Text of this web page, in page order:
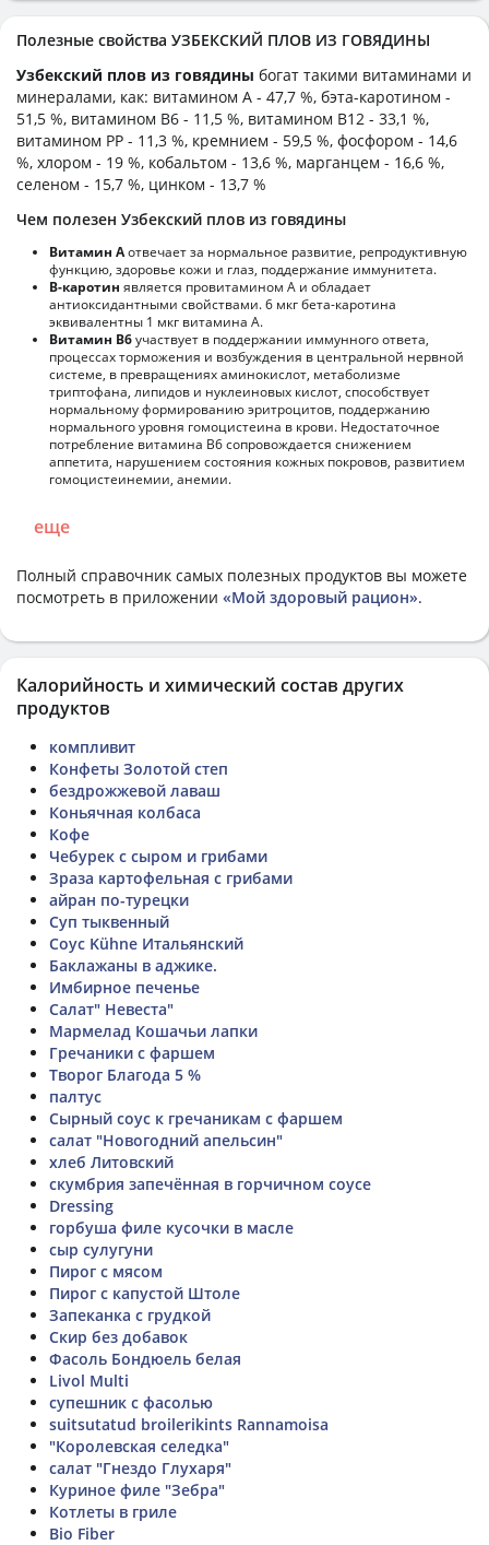
Полезные свойства УЗБЕКСКИЙ ПЛОВ ИЗ ГОВЯДИНЫ
Узбекский плов из говядины богат такими витаминами и
минералами, как: витамином А - 47,7 %, бэта-каротином -
51,5 %, витамином B6 - 11,5 %, витамином B12 - 33,1 %,
витамином PP - 11,3 %, кремнием - 59,5 %, фосфором - 14,6
%, хлором - 19 %, кобальтом - 13,6 %, марганцем - 16,6 %,
селеном - 15,7 %, цинком - 13,7 %
Чем полезен Узбекский плов из говядины
Витамин Аотвечает за нормальное развитие, репродуктивную
функцию, здоровье кожи и глаз, поддержание иммунитета.
В-каротин является провитамином А и обладает
антиоксидантными свойствами. 6 мкг бета-каротина
эквивалентны 1 мкг витамина А.
Витамин В6участвует в поддержании иммунного ответа,
процессах торможения и возбуждения в центральной нервной
системе, в превращениях аминокислот, метаболизме
триптофана, липидов и нуклеиновых кислот, способствует
нормальному формированию эритроцитов, поддержанию
нормального уровня гомоцистеина в крови. Недостаточное
потребление витамина В6 сопровождается снижением
аппетита, нарушением состояния кожных покровов, развитием
гомоцистеинемии, анемии.
еще
Полный справочник самых полезных продуктов вы можете
посмотреть в приложении «Мой здоровый рацион».
Калорийность и химический состав других
продуктов
компливит
Конфеты Золотой степ
бездрожжевой лаваш
Коньячная колбаса
Кофе
Чебурек с сыром и грибами
Зраза картофельная с грибами
айран по-турецки
Суп тыквенный
Соус Kühne Итальянский
Баклажаны в аджике.
Имбирное печенье
Салат" Невеста"
Мармелад Кошачьи лапки
Гречаники с фаршем
Творог Благода 5 %
палтус
Сырный соус к гречаникам с фаршем
салат "Новогодний апельсин"
хлеб Литовский
скумбрия запечённая в горчичном соусе
Dressing
горбуша филе кусочки в масле
сыр сулугуни
Пирог с мясом
Пирог с капустой Штоле
Запеканка с грудкой
Скир без добавок
Фасоль Бондюель белая
Livol Multi
супешник с фасолью
suitsutatud broilerikints Rannamoisa
"Королевская селедка"
салат "Гнездо Глухаря"
Куриное филе "Зебра"
Котлеты в гриле
Bio Fiber